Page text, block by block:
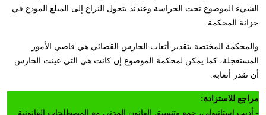
الشيء الموضوع تحت الحراسة وعندئذ يتحول النزاع إلى المبلغ المودع في
خزانة المحكمة.
والمحكمة المختصة بتقدير أتعاب الحارس القضائي هي قاضي الأمور
المستعجلة، كما يمكن لمحكمة الموضوع إن كانت هي التي عينت الحارس
أن تقدر أتعابه.
مراجع للاستزادة:
- أديب إستانبولي، جمع وتنسيق القانون المدني مع المصطلحات القانونية